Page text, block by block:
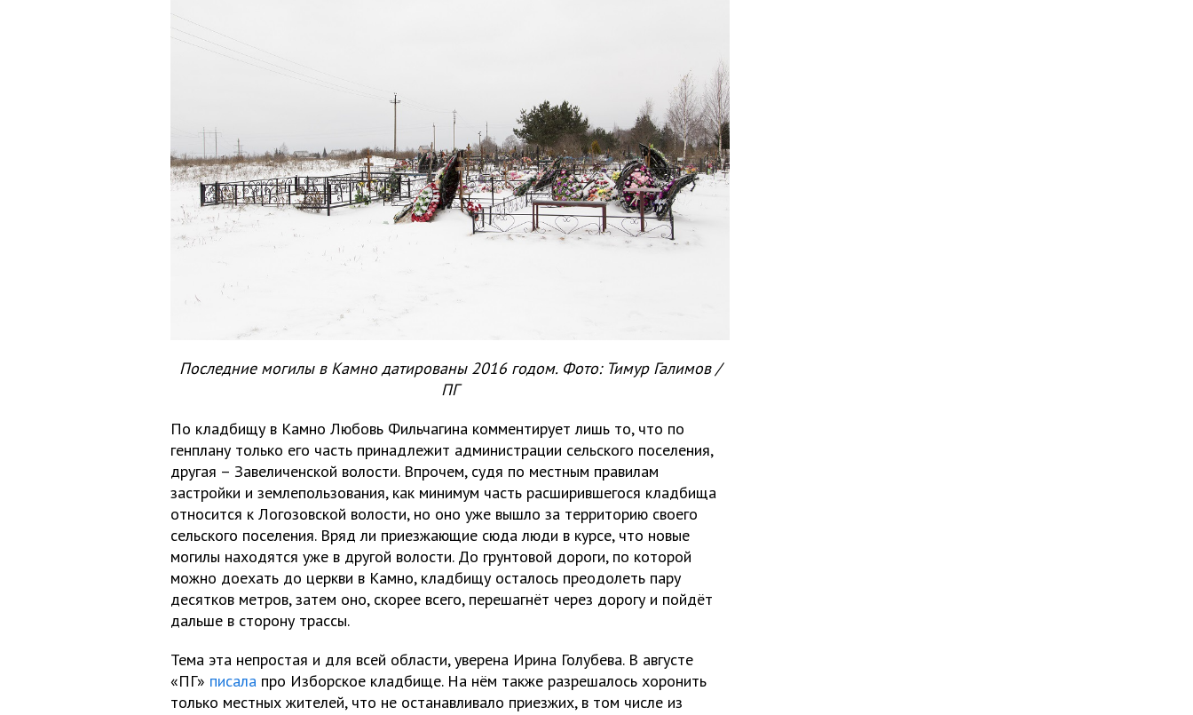
Последние могилы в Камно датированы 2016 годом. Фото: Тимур Галимов /
ПГ
По кладбищу в Камно Любовь Фильчагина комментирует лишь то, что по
генплану только его часть принадлежит администрации сельского поселения,
другая – Завеличенской волости. Впрочем, судя по местным правилам
застройки и землепользования, как минимум часть расширившегося кладбища
относится к Логозовской волости, но оно уже вышло за территорию своего
сельского поселения. Вряд ли приезжающие сюда люди в курсе, что новые
могилы находятся уже в другой волости. До грунтовой дороги, по которой
можно доехать до церкви в Камно, кладбищу осталось преодолеть пару
десятков метров, затем оно, скорее всего, перешагнёт через дорогу и пойдёт
дальше в сторону трассы.
Тема эта непростая и для всей области, уверена Ирина Голубева. В августе
«ПГ» писала про Изборское кладбище. На нём также разрешалось хоронить
только местных жителей, что не останавливало приезжих, в том числе из